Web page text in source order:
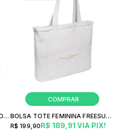
FAIXA DE CABELO FEMININA MOVING FREESURF COMPRESSION FITNESS BOLSA TOTE FEMININA FREESURF TOTE CASUAL
R$ 189,91 VIA PIX!
R$ 199,90